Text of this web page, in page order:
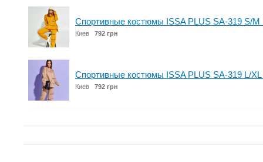
Спортивные костюмы ISSA PLUS SA-319 S/M
Киев 792 грн
Спортивные костюмы ISSA PLUS SA-319 L/
Киев 792 грн